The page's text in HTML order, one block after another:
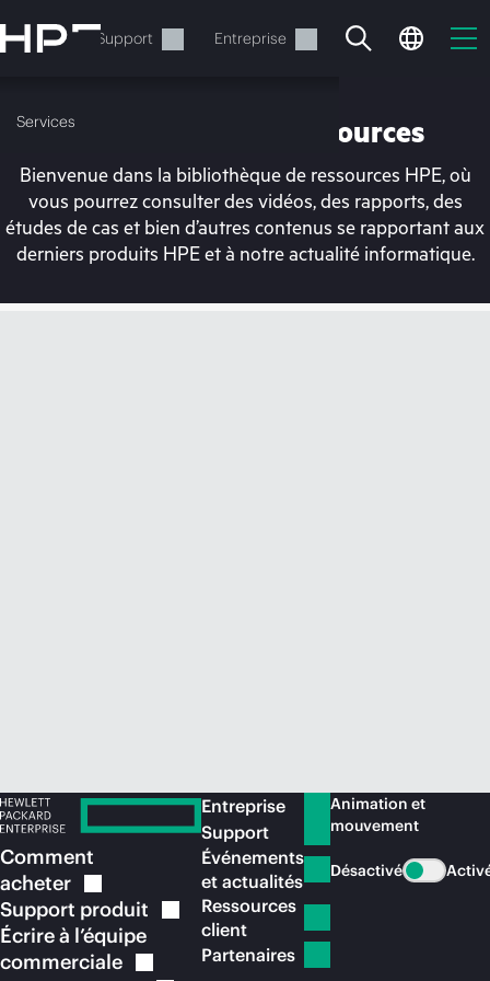
au
contenu
Services Support Entreprise
Services
Votre panier est
Bibliothèque de ressources
Bienvenue dans la bibliothèque de ressources HPE, où
vous pourrez consulter des vidéos, des rapports, des
études de cas et bien d’autres contenus se rapportant aux
derniers produits HPE et à notre actualité informatique.
Comment
acheter
Support produit
Écrire à l’équipe
commerciale
Entreprise
Support
Événements
et actualités
Ressources
client
Partenaires
Animation et
mouvement
Désactivé